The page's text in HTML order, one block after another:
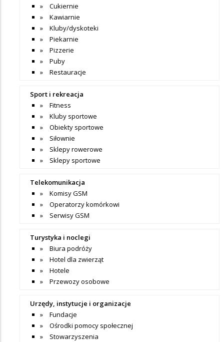
Cukiernie
Kawiarnie
Kluby/dyskoteki
Piekarnie
Pizzerie
Puby
Restauracje
Sport i rekreacja
Fitness
Kluby sportowe
Obiekty sportowe
Siłownie
Sklepy rowerowe
Sklepy sportowe
Telekomunikacja
Komisy GSM
Operatorzy komórkowi
Serwisy GSM
Turystyka i noclegi
Biura podróży
Hotel dla zwierząt
Hotele
Przewozy osobowe
Urzędy, instytucje i organizacje
Fundacje
Ośrodki pomocy społecznej
Stowarzyszenia